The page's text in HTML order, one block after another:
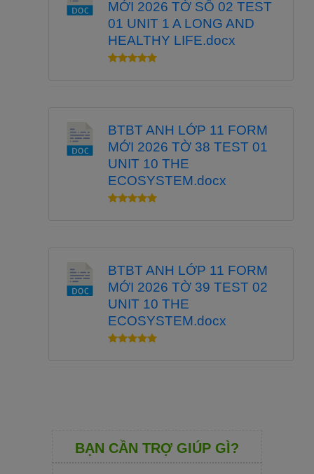
MỚI 2026 TỜ SỐ 02 TEST
01 UNIT 1 A LONG AND
HEALTHY LIFE.docx
BTBT ANH LỚP 11 FORM
MỚI 2026 TỜ 38 TEST 01
UNIT 10 THE
ECOSYSTEM.docx
BTBT ANH LỚP 11 FORM
MỚI 2026 TỜ 39 TEST 02
UNIT 10 THE
ECOSYSTEM.docx
BẠN CẦN TRỢ GIÚP GÌ?